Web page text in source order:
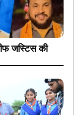
जस्टिस की